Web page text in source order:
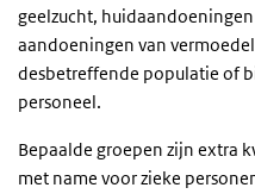
geelzucht,
aandoeningen van
desbetreffende populatie of
personeel.
Bepaalde groepen zijn extra
met name voor zieke